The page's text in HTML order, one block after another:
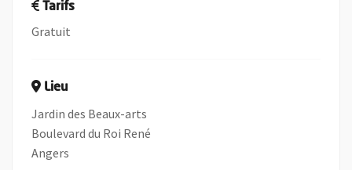
Tarifs
Gratuit
Lieu
Jardin des Beaux-arts
Boulevard du Roi René
Angers